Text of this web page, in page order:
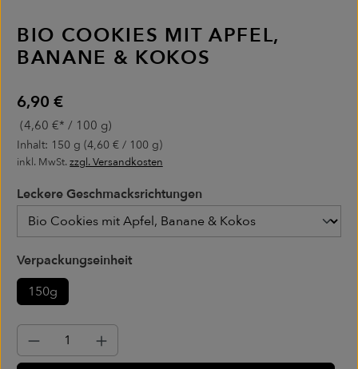
BIO COOKIES MIT APFEL,
BANANE & KOKOS
Regulärer Preis:
6,90 €
(4,60 €* / 100 g)
Inhalt: 150 g (4,60 € / 100 g)
inkl. MwSt. zzgl. Versandkosten
Leckere Geschmacksrichtungen
Leckere Geschmacksrichtungen
Verpackungseinheitauswählen
150g
Produkt Anzahl: Gib den gewünschten